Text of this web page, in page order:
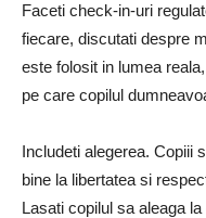
Faceti check-in-uri
fiecare, discutati despre
este folosit in lumea
pe care copilul
Includeti alegerea. Copiii
bine la libertatea si
Lasati copilul sa aleaga